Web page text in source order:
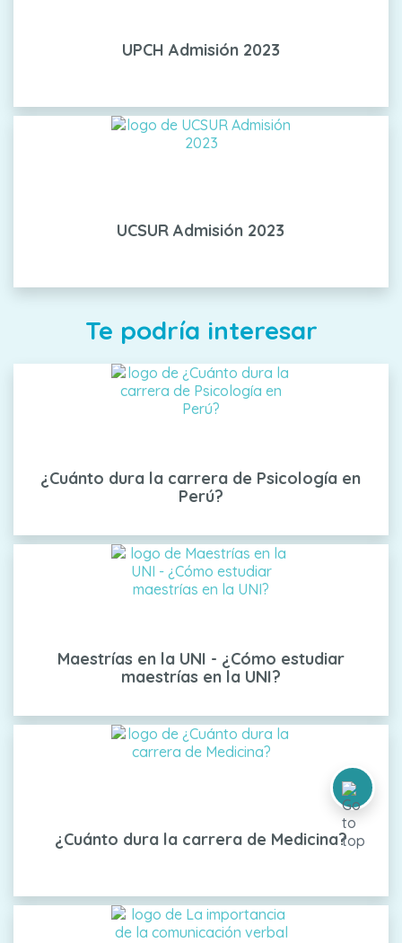
UPCH Admisión 2023
UCSUR Admisión 2023
Te podría interesar
¿Cuánto dura la carrera de Psicología en
Perú?
Maestrías en la UNI - ¿Cómo estudiar
maestrías en la UNI?
¿Cuánto dura la carrera de Medicina?